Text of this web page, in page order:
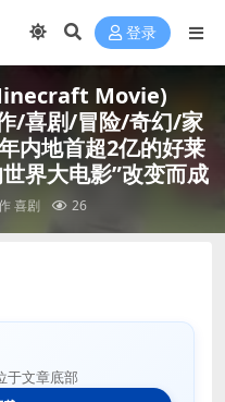
登录
Movie)
/喜剧/冒险/奇幻/家
内地首超2亿的好莱
界大电影”改变而成
喜剧 26
于文章底部